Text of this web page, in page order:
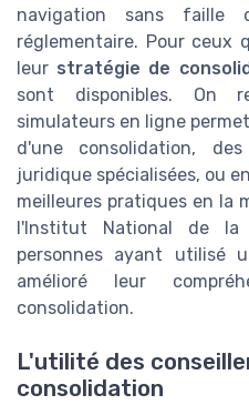
navigation sans faille
réglementaire. Pour ceux
leur stratégie de
sont disponibles. On
simulateurs en ligne
d'une consolidation,
juridique spécialisées, ou
meilleures pratiques en la
l'Institut National de la
personnes ayant utilisé
amélioré leur
consolidation.
L'utilité des
consolidation